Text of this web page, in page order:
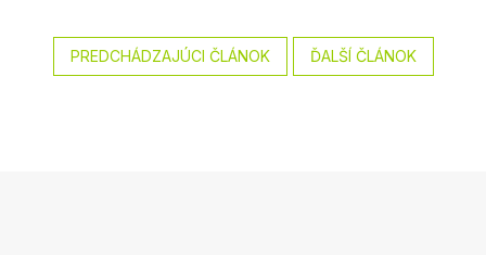
PREDCHÁDZAJÚCI ČLÁNOK ĎALŠÍ ČLÁNOK